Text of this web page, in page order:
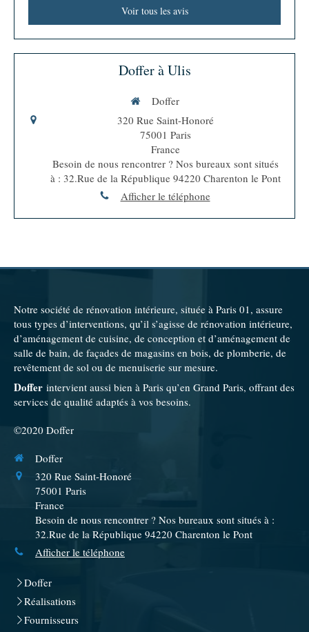
Voir tous les avis
Doffer à Ulis
Doffer
320 Rue Saint-Honoré
75001 Paris
France
Besoin de nous rencontrer ? Nos bureaux sont situés
à : 32.Rue de la République 94220 Charenton le Pont
Afficher le téléphone
Notre société de rénovation intérieure, située à Paris 01, assure
tous types d’interventions, qu’il s’agisse de rénovation intérieure,
d’aménagement de cuisine, de conception et d’aménagement de
salle de bain, de façades de magasins en bois, de plomberie, de
revêtement de sol ou de menuiserie sur mesure.
Doffer intervient aussi bien à Paris qu’en Grand Paris, offrant des
services de qualité adaptés à vos besoins.
©2020 Doffer
Doffer
320 Rue Saint-Honoré
75001 Paris
France
Besoin de nous rencontrer ? Nos bureaux sont situés à :
32.Rue de la République 94220 Charenton le Pont
Afficher le téléphone
Doffer
Réalisations
Fournisseurs